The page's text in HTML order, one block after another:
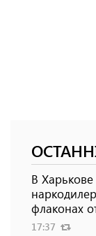
В
флаконах
17:37